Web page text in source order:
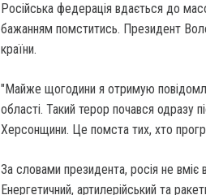
Російська федерація вдається до
бажанням помститись. Президент
країни.
"Майже щогодини я отримую
області. Такий терор почався одразу
Херсонщини. Це помста тих, хто
За словами президента, росія не
Енергетичний, артилерійський та